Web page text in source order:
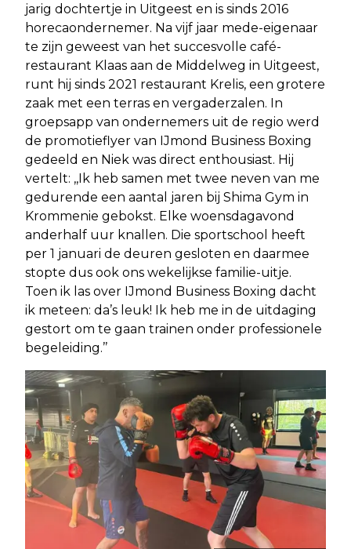
jarig dochtertje in Uitgeest en is sinds 2016
horecaondernemer. Na vijf jaar mede-eigenaar
te zijn geweest van het succesvolle café-
restaurant Klaas aan de Middelweg in Uitgeest,
runt hij sinds 2021 restaurant Krelis, een grotere
zaak met een terras en vergaderzalen. In
groepsapp van ondernemers uit de regio werd
de promotieflyer van IJmond Business Boxing
gedeeld en Niek was direct enthousiast. Hij
vertelt: ,,Ik heb samen met twee neven van me
gedurende een aantal jaren bij Shima Gym in
Krommenie gebokst. Elke woensdagavond
anderhalf uur knallen. Die sportschool heeft
per 1 januari de deuren gesloten en daarmee
stopte dus ook ons wekelijkse familie-uitje.
Toen ik las over IJmond Business Boxing dacht
ik meteen: da’s leuk! Ik heb me in de uitdaging
gestort om te gaan trainen onder professionele
begeleiding.’’